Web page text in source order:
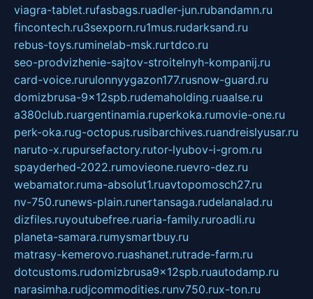
viagra-tablet.rufasbags.ruadler-jun.rubandamn.ru
fincontech.ru3sexporn.ru1mus.rudarksand.ru
rebus-toys.ruminelab-msk.rurtdco.ru
seo-prodvizhenie-sajtov-stroitelnyh-kompanij.ru
card-voice.rurulonnyygazon177.rusnow-guard.ru
domizbrusa-9x12spb.rudemaholding.ruaalse.ru
a380club.ruargentinamia.ruperkoka.rumovie-one.ru
perk-oka.rug-octopus.rusibarchives.ruandreislyusar.ru
naruto-x.rupursefactory.rutor-lyubov-i-grom.ru
spayderhed-2022.rumovieone.ruevro-dez.ru
webamator.ruma-absolut1.ruavtopomosch27.ru
nv-750.runews-plain.runertansaga.rudelanalad.ru
dizfiles.ruyoutubefree.ruaria-family.ruroadli.ru
planeta-samara.rumysmartbuy.ru
matrasy-kemerovo.ruashanet.rutrade-farm.ru
dotcustoms.rudomizbrusa9x12spb.ruautodamp.ru
narasimha.rudjcommodities.runv750.rux-ton.ru